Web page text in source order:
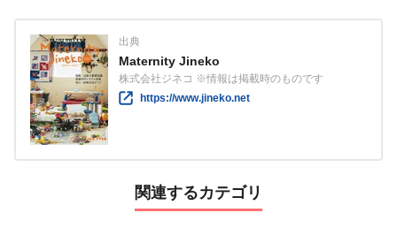
出典
Maternity Jineko
株式会社ジネコ ※情報は掲載時のものです
https://www.jineko.net
関連するカテゴリ